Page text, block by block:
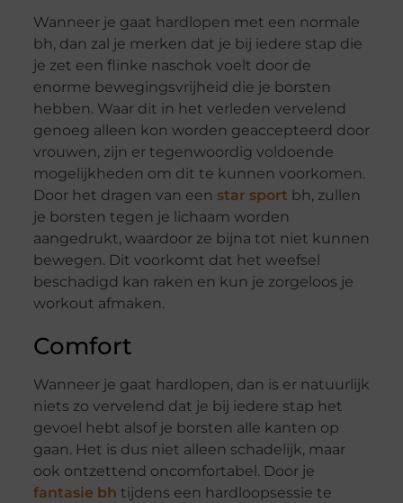
Wanneer je gaat hardlopen met een normale
bh, dan zal je merken dat je bij iedere stap die
je zet een flinke naschok voelt door de
enorme bewegingsvrijheid die je borsten
hebben. Waar dit in het verleden vervelend
genoeg alleen kon worden geaccepteerd door
vrouwen, zijn er tegenwoordig voldoende
mogelijkheden om dit te kunnen voorkomen.
Door het dragen van een star sport bh, zullen
je borsten tegen je lichaam worden
aangedrukt, waardoor ze bijna tot niet kunnen
bewegen. Dit voorkomt dat het weefsel
beschadigd kan raken en kun je zorgeloos je
workout afmaken.
Comfort
Wanneer je gaat hardlopen, dan is er natuurlijk
niets zo vervelend dat je bij iedere stap het
gevoel hebt alsof je borsten alle kanten op
gaan. Het is dus niet alleen schadelijk, maar
ook ontzettend oncomfortabel. Door je
fantasie bh tijdens een hardloopsessie te